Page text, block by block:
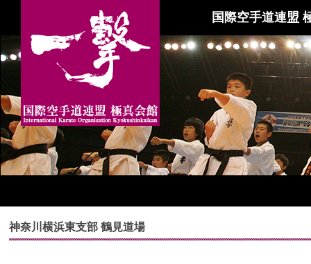
国際空手道連盟
神奈川横浜東支部 鶴見道場